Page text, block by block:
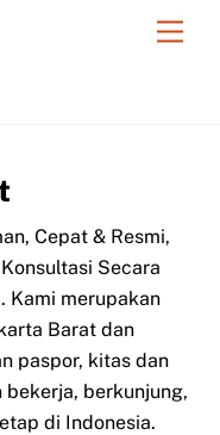
Cepat & Resmi,
Secara
Kami merupakan
Barat dan
paspor, kitas dan
bekerja, berkunjung,
di Indonesia.